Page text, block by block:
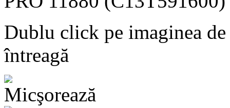
Dublu click pe imaginea de
întreagă